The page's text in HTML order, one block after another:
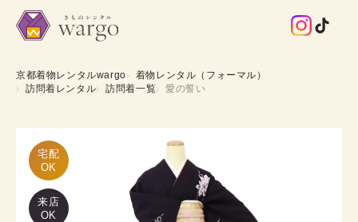
京都着物レンタルwargo
着物レンタル（フォーマル）
訪問着レンタル
訪問着一覧 愛の誓い
宅配
OK
来店
OK